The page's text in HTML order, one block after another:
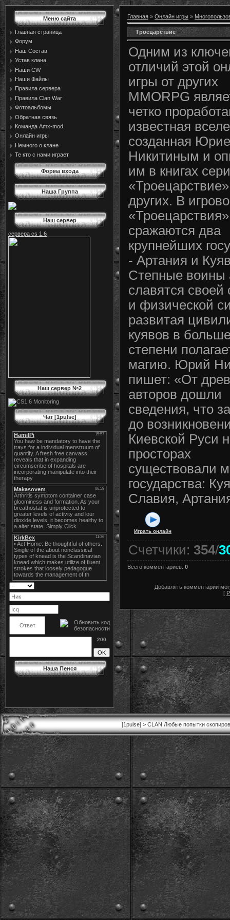
Меню сайта
Главная страница
Форум
Наш Состав
Устав клана
Наши CW
Наши Файлы
Правила сервера
Правила Сlan War
Фотоальбомы
Обратная связь
Команда Amx-mod
Онлайн игры
Немного о клане
Те кто с нами играет
Форма входа
Наша Группа
Наш сервер
сервера cs 1.6
Наш сервер №2
Чат [1pulse]
200
Наша Пенся
Главная » Онлайн игры »
Троецарствие
Одним из
отличий этой
игры от других
MMORPG
четко
известная
созданная
Никитиным и
им в книгах
других. В
«Троецарствия»
сражаются два
крупнейших
- Артания и
Степные воины
славятся своей
и физической
развитая
куявов в
степени
магию. Юрий
пишет: «От
авторов дошли
сведения, что
до
Киевской Руси
просторах
существовали
государства:
Славия,
Играть онлайн
Счетчики: 354/
Всего комментариев: 0
Добавлять комментарии
[
[1pulse] > CLAN Любые попытки